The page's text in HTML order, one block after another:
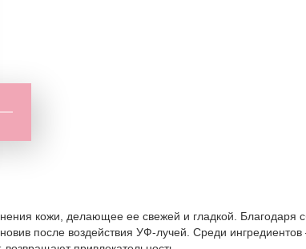
кожи, делающее ее свежей и гладкой. Благодаря
после воздействия УФ-лучей. Среди